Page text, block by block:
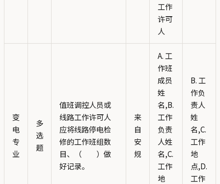
工作
许可
人
变
电
专
业
多
选
题
值班调控人员或
线路工作许可人
应将线路停电检
修的工作班组数
目、（ ）做
好记录。
来
自
安
规
A. 工
作班
成员
姓
名,B.
工作
负责
人姓
名,C.
工作
地
B. 工
作负
责人
姓
名,C.
工作
地
点,D.
工作